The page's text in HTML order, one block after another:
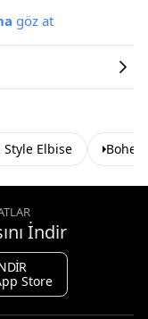
göz at
Style Elbise
İndir
Store